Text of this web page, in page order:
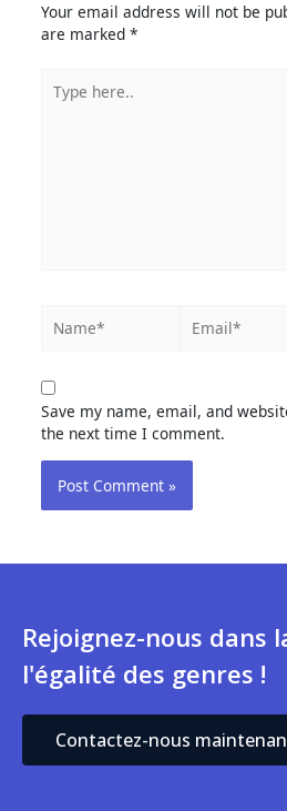
Your email address will not be
are marked *
Save my name, email, and
the next time I comment.
Rejoignez-nous dans
l'égalité des genres !
Contactez-nous